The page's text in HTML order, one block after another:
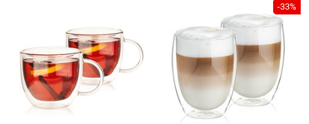
-33%